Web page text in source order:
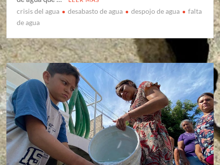
crisis del agua desabasto de agua despojo de agua
falta
de agua